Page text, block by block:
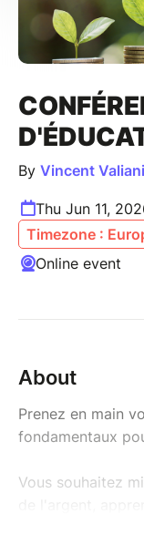
By Vincent
Thu Jun 11,
Timezone :
Online event
About
Prenez en main
fondamentaux
Vous souhaitez
de l'argent,